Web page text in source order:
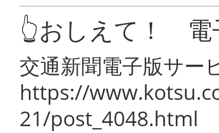
👆おしえて！ 電
交通新聞電子版サー
https://
21/post_4048.html